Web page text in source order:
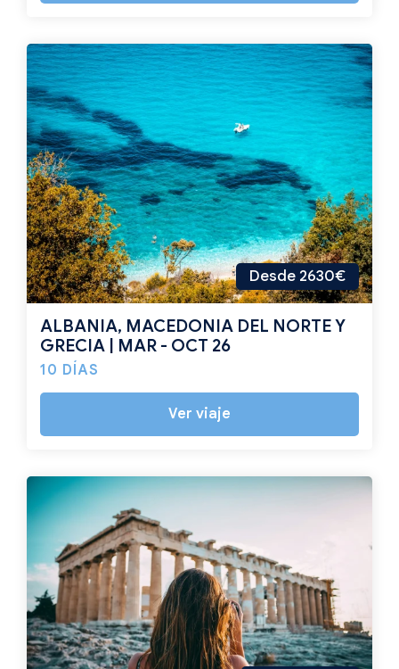
Desde 2630€
ALBANIA, MACEDONIA DEL NORTE Y
GRECIA | MAR - OCT 26
10 DÍAS
Ver viaje